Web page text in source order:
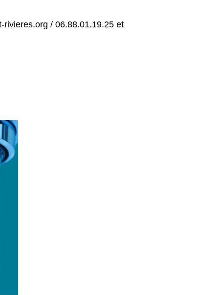
rivieres.org / 06.88.01.19.25 et